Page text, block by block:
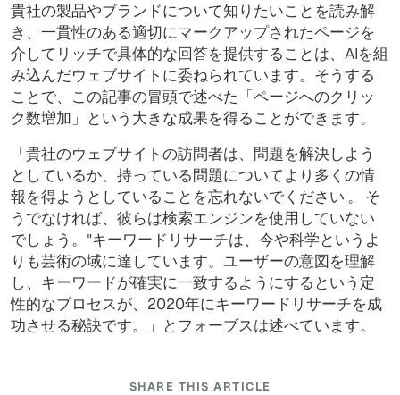
貴社の製品やブランドについて知りたいことを読み解
き、一貫性のある適切にマークアップされたページを
介してリッチで具体的な回答を提供することは、AIを組
み込んだウェブサイトに委ねられています。そうする
ことで、この記事の冒頭で述べた「ページへのクリッ
ク数増加」という大きな成果を得ることができます。
「貴社のウェブサイトの訪問者は、問題を解決しよう
としているか、持っている問題についてより多くの情
報を得ようとしていることを忘れないでください 。 そ
うでなければ、彼らは検索エンジンを使用していない
でしょう。"キーワードリサーチは、今や科学というよ
りも芸術の域に達しています。ユーザーの意図を理解
し、キーワードが確実に一致するようにするという定
性的なプロセスが、2020年にキーワードリサーチを成
功させる秘訣です。」とフォーブスは述べています。
SHARE THIS ARTICLE